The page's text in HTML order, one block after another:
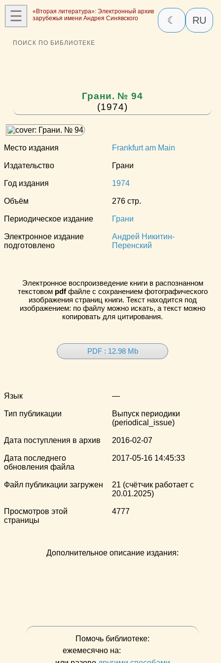
☰
«Вторая литература»: Электронный архив
зарубежья имени Андрея Синявского
☾ RU
ПОИСК ПО БИБЛИОТЕКЕ
Грани. № 94
(1974)
Место издания Frankfurt am Main
Издательство Грани
Год издания 1974
Объём 276 стр.
Периодическое издание Грани
Электронное издание
подготовлено
Андрей Никитин-
Перенский
Электронное воспроизведение книги в распознанном
текстовом pdfфайле с сохранением фотографического
изображения страниц книги. Текст находится под
изображением: по файлу можно искать, а текст можно
копировать для цитирования.
PDF : 12.98 Mb
Язык —
Тип публикации
Выпуск периодики
(periodical_issue)
Дата поступления в архив 2016-02-07
Дата последнего
обновления файла
2017-05-16 14:45:33
Файл публикации загружен
21 (счётчик работает с
20.01.2025)
Просмотров этой
страницы
4777
Дополнительное описание издания:
Помочь библиотеке:
ежемесячно на: